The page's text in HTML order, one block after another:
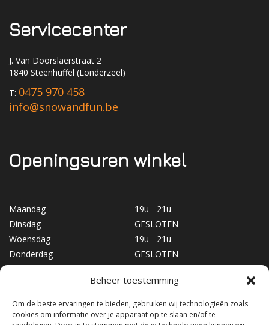
Beheer toestemming
Om de beste ervaringen te bieden, gebruiken wij technologieën zoals
cookies om informatie over je apparaat op te slaan en/of te
Servicecenter
J. Van Doorslaerstraat 2
1840 Steenhuffel (Londerzeel)
T: 0475 970 458
info@snowandfun.be
Openingsuren winkel
Maandag
19u - 21u
Dinsdag
GESLOTEN
Woensdag
19u - 21u
Donderdag
GESLOTEN
Vrijdag
19u - 21u
10u - 17u
Zondag
GESLOTEN